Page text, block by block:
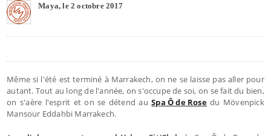
Maya, le 2 octobre 2017
Même si l'été est terminé à Marrakech, on ne se laisse pas aller pour
autant. Tout au long de l'année, on s'occupe de soi, on se fait du bien,
on s'aère l'esprit et on se détend auSpa Ô de Rosedu Mövenpick
Mansour Eddahbi Marrakech.